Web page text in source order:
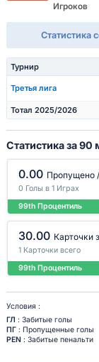
Игроков
Статистика
Турнир
Третья лига
Тотал 2025/2026
Статистика за 90
0.00 Пропущено
0 Голы в 1 Играх
99th Процентиль
30.00 Карточки
1 Карточки всего
99th Процентиль
Условия :
ГЛ : Забитые голы
ПГ: Пропущенные голы
PEN : Забитые пенальти